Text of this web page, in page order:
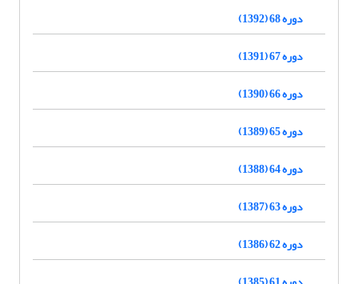
دوره 68 (1392)
دوره 67 (1391)
دوره 66 (1390)
دوره 65 (1389)
دوره 64 (1388)
دوره 63 (1387)
دوره 62 (1386)